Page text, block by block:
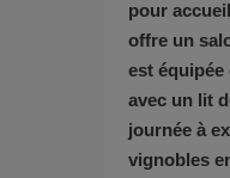
pour
offre un
est
avec un lit
journée à
vignobles